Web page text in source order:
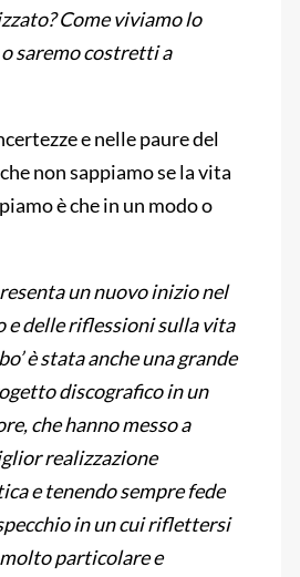
Come viviamo lo
saremo costretti a
e nelle paure del
non sappiamo se la vita
è che in un modo o
un nuovo inizio nel
e delle riflessioni sulla vita
è stata anche una grande
discografico in un
che hanno messo a
realizzazione
e tenendo sempre fede
in un cui riflettersi
molto particolare e